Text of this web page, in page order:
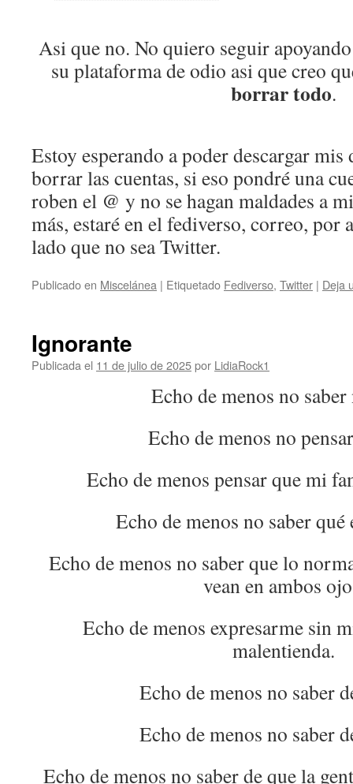
Asi que no. No quiero seguir
su plataforma de odio asi que creo
borrar todo.
Estoy esperando a poder descargar
borrar las cuentas, si eso pondré una
roben el @ y no se hagan maldades a
más, estaré en el fediverso, correo,
lado que no sea Twitter.
Publicado en Miscelánea | Etiquetado Fediverso, Twitter | Deja
Ignorante
Publicada el 11 de julio de 2025por LidiaRock1
Echo de menos no
Echo de menos no
Echo de menos pensar que mi
Echo de menos no saber qué
Echo de menos no saber que lo
vean en ambos
Echo de menos expresarme sin
malentienda.
Echo de menos no saber
Echo de menos no saber
Echo de menos no saber de que la